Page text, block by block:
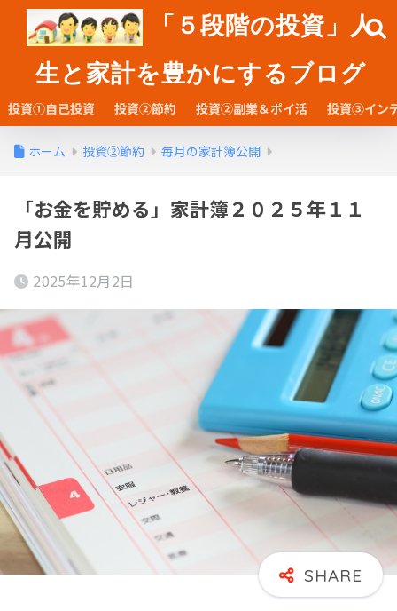
「５段階の投資」人
生と家計を豊かにするブログ
投資①自己投資 投資②節約 投資②副業＆ポイ活 投資③イン
ホーム 投資②節約 毎月の家計簿公開
「お金を貯める」家計簿２０２５年１１
月公開
2025年12月2日